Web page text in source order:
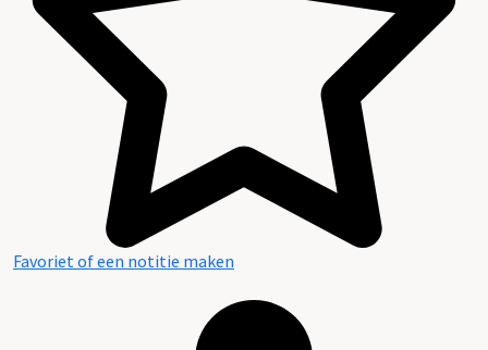
Favoriet of een notitie maken